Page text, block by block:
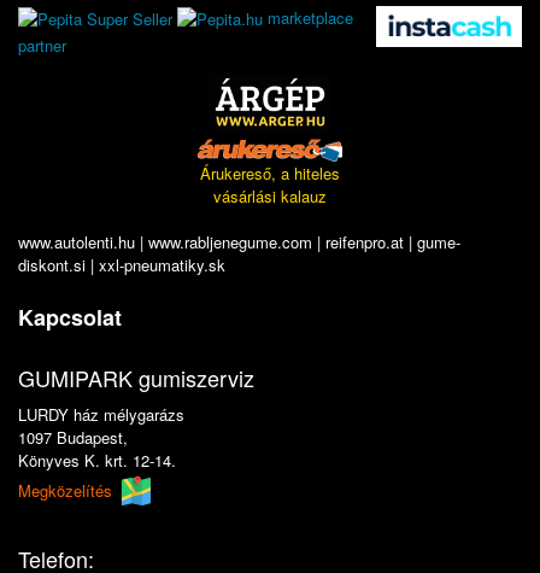
marketplace
partner
Árukereső, a hiteles
vásárlási kalauz
www.autolenti.hu | www.rabljenegume.com | reifenpro.at | gume-
diskont.si | xxl-pneumatiky.sk
Kapcsolat
GUMIPARK gumiszerviz
LURDY ház mélygarázs
1097 Budapest,
Könyves K. krt. 12-14.
Megközelítés
Telefon: